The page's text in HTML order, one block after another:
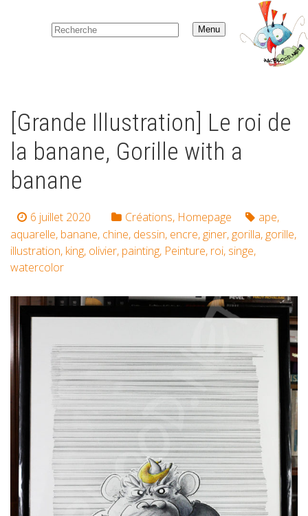
Menu
[Grande Illustration] Le roi de
la banane, Gorille with a
banane
6 juillet 2020 Créations, Homepage ape,
aquarelle, banane, chine, dessin, encre, giner, gorilla, gorille,
illustration, king, olivier, painting, Peinture, roi, singe,
watercolor